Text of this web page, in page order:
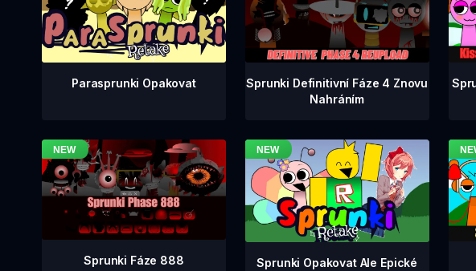
Parasprunki Opakovat
Sprunki Definitivní Fáze 4 Znovu
Nahráním
Sprunki Fáze 888 Sprunki Opakovat Ale Epické